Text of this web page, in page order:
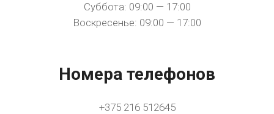
Суббота: 09:00 — 17:00
Воскресенье: 09:00 — 17:00
Номера телефонов
+375 216 512645